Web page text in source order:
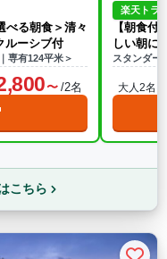
べる朝食＞清々
ルーシブ付
専有124平米＞
/2名
楽天トラ
【朝食
しい朝に
スタンダー
大人2名
こちら